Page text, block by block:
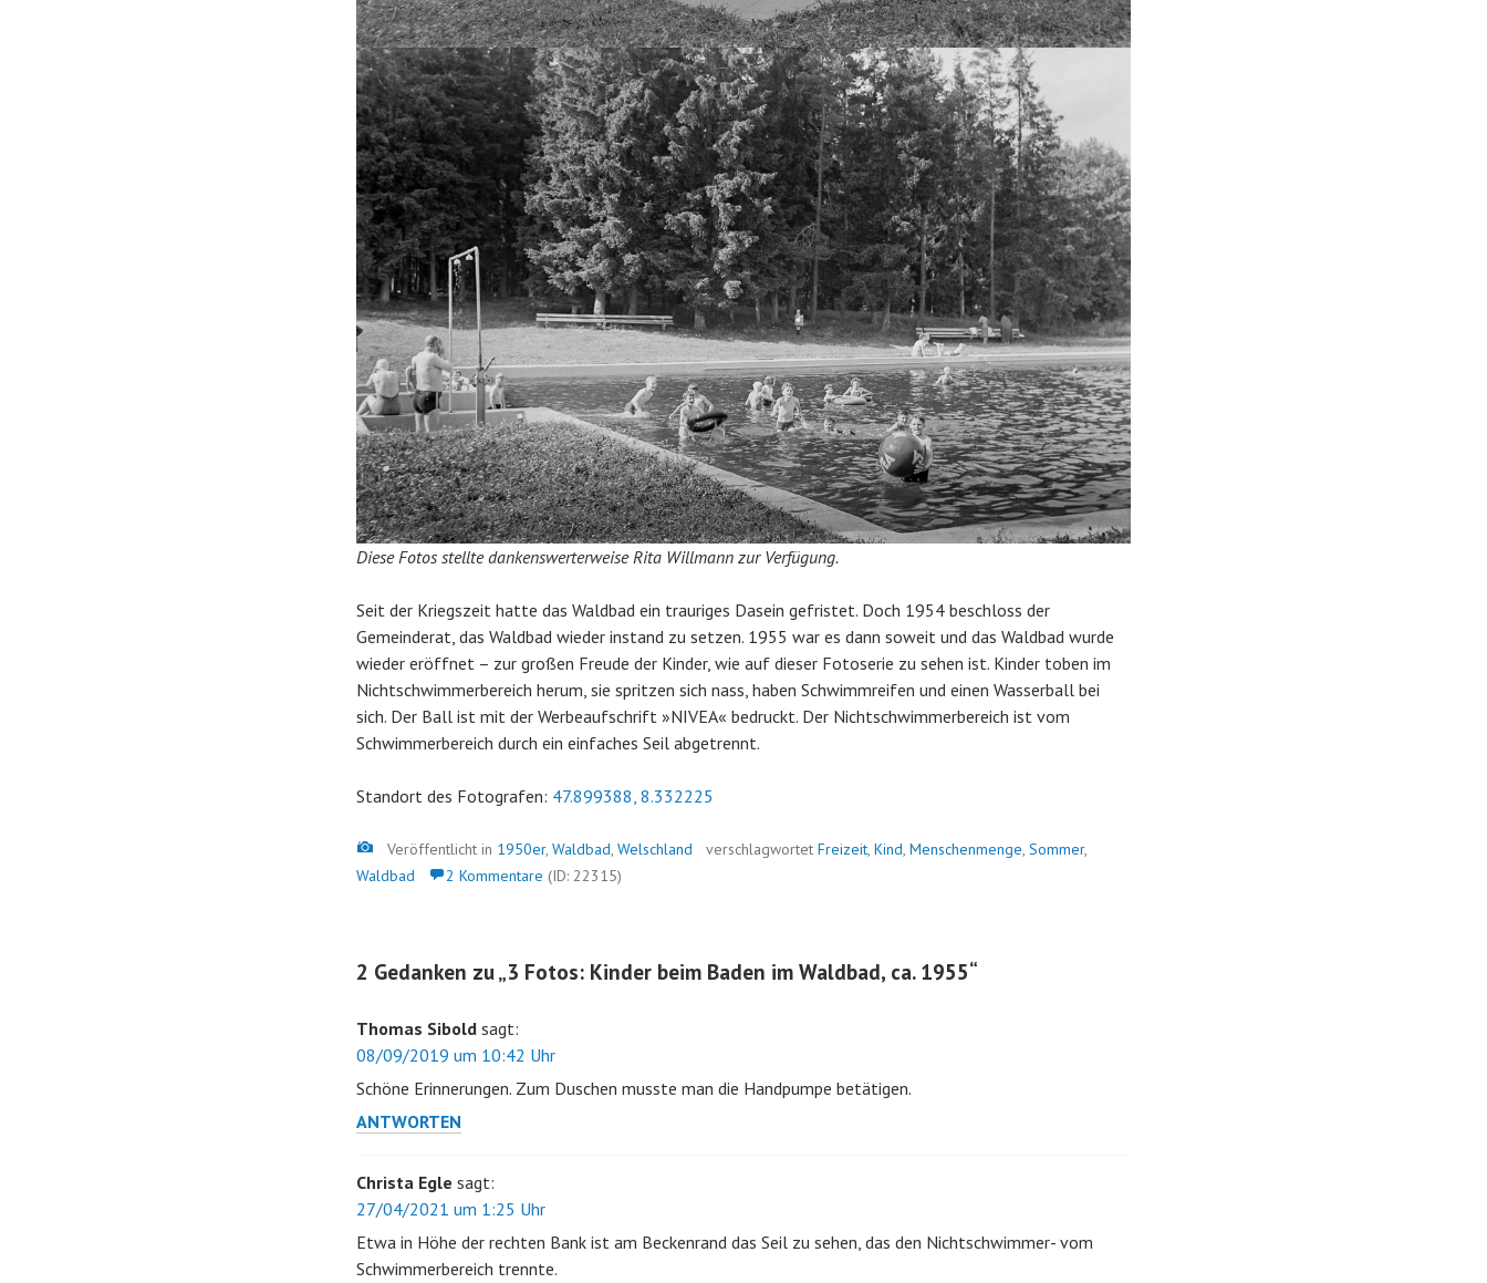
Diese Fotos stellte dankenswerterweise Rita Willmann zur Verfügung.
Seit der Kriegszeit hatte das Waldbad ein trauriges Dasein gefristet. Doch 1954 beschloss der
Gemeinderat, das Waldbad wieder instand zu setzen. 1955 war es dann soweit und das Waldbad wurde
wieder eröffnet – zur großen Freude der Kinder, wie auf dieser Fotoserie zu sehen ist. Kinder toben im
Nichtschwimmerbereich herum, sie spritzen sich nass, haben Schwimmreifen und einen Wasserball bei
sich. Der Ball ist mit der Werbeaufschrift »NIVEA« bedruckt. Der Nichtschwimmerbereich ist vom
Schwimmerbereich durch ein einfaches Seil abgetrennt.
Standort des Fotografen: 47.899388, 8.332225
Bild
Veröffentlicht in 1950er, Waldbad, Welschland verschlagwortet Freizeit, Kind, Menschenmenge, Sommer,
Waldbad
2 Kommentare (ID: 22315)
2 Gedanken zu „3 Fotos: Kinder beim Baden im Waldbad, ca. 1955“
Thomas Sibold sagt:
08/09/2019 um 10:42 Uhr
Schöne Erinnerungen. Zum Duschen musste man die Handpumpe betätigen.
ANTWORTEN
Christa Egle sagt:
27/04/2021 um 1:25 Uhr
Etwa in Höhe der rechten Bank ist am Beckenrand das Seil zu sehen, das den Nichtschwimmer- vom
Schwimmerbereich trennte.